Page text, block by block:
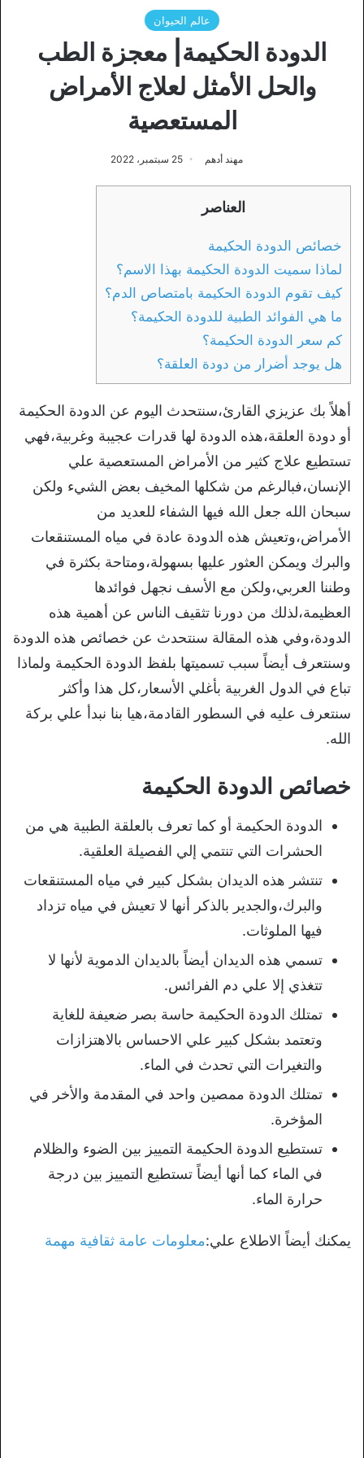
عالم الحيوان
الدودة الحكيمة| معجزة الطب
والحل الأمثل لعلاج الأمراض
المستعصية
مهند أدهم 25 سبتمبر، 2022
العناصر
خصائص الدودة الحكيمة
لماذا سميت الدودة الحكيمة بهذا الاسم؟
كيف تقوم الدودة الحكيمة بامتصاص الدم؟
ما هي الفوائد الطبية للدودة الحكيمة؟
كم سعر الدودة الحكيمة؟
هل يوجد أضرار من دودة العلقة؟
أهلاً بك عزيزي القارئ،سنتحدث اليوم عن الدودة الحكيمة
أو دودة العلقة،هذه الدودة لها قدرات عجيبة وغربية،فهي
تستطيع علاج كثير من الأمراض المستعصية علي
الإنسان،فبالرغم من شكلها المخيف بعض الشيء ولكن
سبحان الله جعل الله فيها الشفاء للعديد من
الأمراض،وتعيش هذه الدودة عادة في مياه المستنقعات
والبرك ويمكن العثور عليها بسهولة،ومتاحة بكثرة في
وطننا العربي،ولكن مع الأسف نجهل فوائدها
العظيمة،لذلك من دورنا تثقيف الناس عن أهمية هذه
الدودة،وفي هذه المقالة سنتحدث عن خصائص هذه الدودة
وسنتعرف أيضاً سبب تسميتها بلفظ الدودة الحكيمة ولماذا
تباع في الدول الغربية بأغلي الأسعار،كل هذا وأكثر
سنتعرف عليه في السطور القادمة،هيا بنا نبدأ علي بركة
الله.
خصائص الدودة الحكيمة
الدودة الحكيمة أو كما تعرف بالعلقة الطبية هي من
الحشرات التي تنتمي إلي الفصيلة العلقية.
تنتشر هذه الديدان بشكل كبير في مياه المستنقعات
والبرك،والجدير بالذكر أنها لا تعيش في مياه تزداد
فيها الملوثات.
تسمي هذه الديدان أيضاً بالديدان الدموية لأنها لا
تتغذي إلا علي دم الفرائس.
تمتلك الدودة الحكيمة حاسة بصر ضعيفة للغاية
وتعتمد بشكل كبير علي الاحساس بالاهتزازات
والتغيرات التي تحدث في الماء.
تمتلك الدودة ممصين واحد في المقدمة والأخر في
المؤخرة.
تستطيع الدودة الحكيمة التمييز بين الضوء والظلام
في الماء كما أنها أيضاً تستطيع التمييز بين درجة
حرارة الماء.
يمكنك أيضاً الاطلاع علي:معلومات عامة ثقافية مهمة